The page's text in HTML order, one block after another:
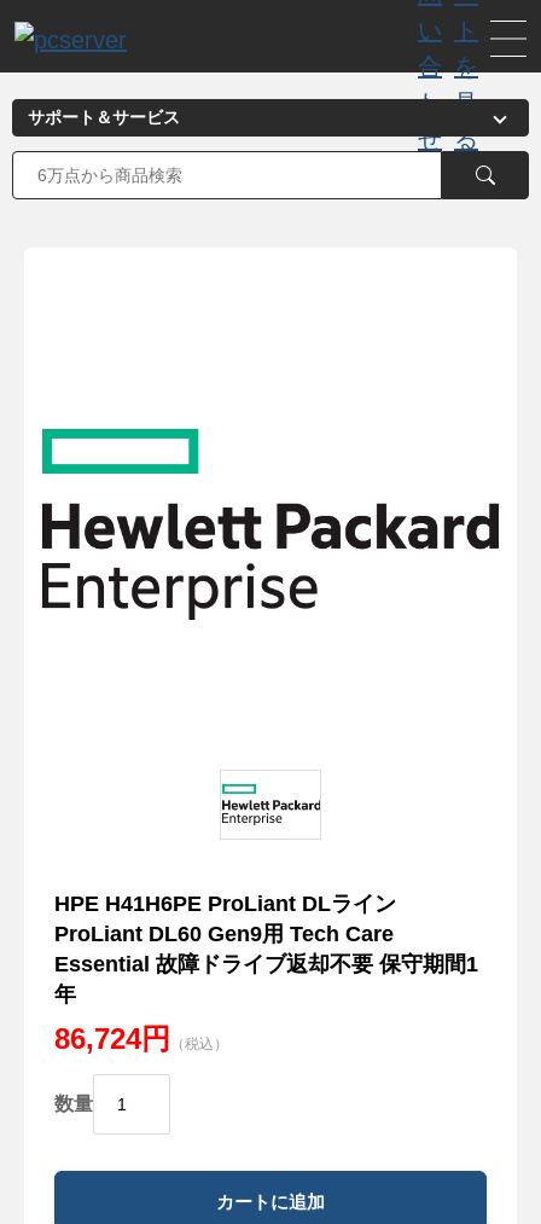
HPE H41H6PE ProLiant DLライン
ProLiant DL60 Gen9用 Tech Care
Essential 故障ドライブ返却不要 保守期間1
年
86,724円 （税込）
数量